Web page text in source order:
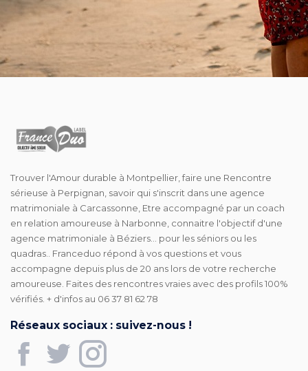
Trouver l'Amour durable à Montpellier, faire une Rencontre
sérieuse à Perpignan, savoir qui s'inscrit dans une agence
matrimoniale à Carcassonne, Etre accompagné par un coach
en relation amoureuse à Narbonne, connaitre l'objectif d'une
agence matrimoniale à Béziers... pour les séniors ou les
quadras.. Franceduo répond à vos questions et vous
accompagne depuis plus de 20 ans lors de votre recherche
amoureuse. Faites des rencontres vraies avec des profils 100%
vérifiés. + d'infos au 06 37 81 62 78
Réseaux sociaux : suivez-nous !